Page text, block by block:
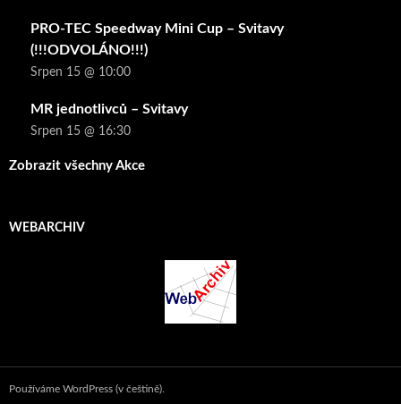
PRO-TEC Speedway Mini Cup – Svitavy
(!!!ODVOLÁNO!!!)
Srpen 15 @ 10:00
MR jednotlivců – Svitavy
Srpen 15 @ 16:30
Zobrazit všechny Akce
WEBARCHIV
Používáme WordPress (v češtině).